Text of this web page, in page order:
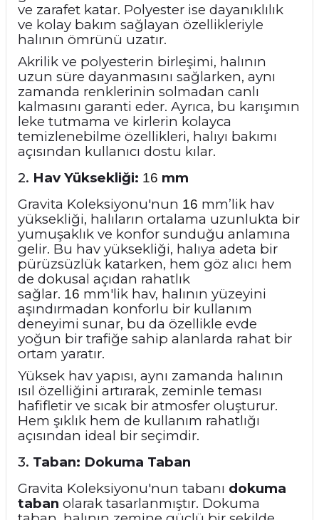
ve zarafet katar. Polyester ise dayanıklılık
ve kolay bakım sağlayan özellikleriyle
halının ömrünü uzatır.
Akrilik ve polyesterin birleşimi, halının
uzun süre dayanmasını sağlarken, aynı
zamanda renklerinin solmadan canlı
kalmasını garanti eder. Ayrıca, bu karışımın
leke tutmama ve kirlerin kolayca
temizlenebilme özellikleri, halıyı bakımı
açısından kullanıcı dostu kılar.
2. Hav Yüksekliği: 16 mm
Gravita Koleksiyonu'nun 16 mm’lik hav
yüksekliği, halıların ortalama uzunlukta bir
yumuşaklık ve konfor sunduğu anlamına
gelir. Bu hav yüksekliği, halıya adeta bir
pürüzsüzlük katarken, hem göz alıcı hem
de dokusal açıdan rahatlık
sağlar. 16 mm'lik hav, halının yüzeyini
aşındırmadan konforlu bir kullanım
deneyimi sunar, bu da özellikle evde
yoğun bir trafiğe sahip alanlarda rahat bir
ortam yaratır.
Yüksek hav yapısı, aynı zamanda halının
ısıl özelliğini artırarak, zeminle teması
hafifletir ve sıcak bir atmosfer oluşturur.
Hem şıklık hem de kullanım rahatlığı
açısından ideal bir seçimdir.
3. Taban: Dokuma Taban
Gravita Koleksiyonu'nun tabanı dokuma
taban olarak tasarlanmıştır. Dokuma